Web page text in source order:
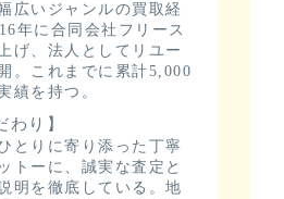
広いジャンルの買取経
年に合同会社フリース
げ、法人としてリユー
。これまでに累計5,000
績を持つ。
わり】
とりに寄り添った丁寧
トーに、誠実な査定と
明を徹底している。地